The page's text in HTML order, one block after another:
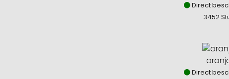
Direct
3452
Direct